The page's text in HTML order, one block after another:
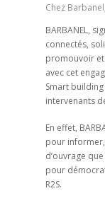
Chez Barbanel
BARBANEL,
connectés,
promouvoir
avec cet
Smart
intervenants
En effet,
pour
d’ouvrage
pour
R2S.